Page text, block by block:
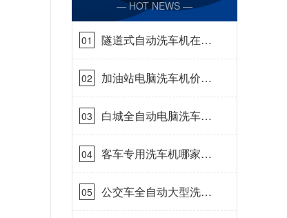
— HOT NEWS —
01
隧道式自动洗车机在哪
里购买[隆茂鑫晟]
02
加油站电脑洗车机价格
怎么样[隆茂鑫晟]
03
白城全自动电脑洗车
机-ADV防冻冬季正常
使用[隆茂鑫晟]
04
客车专用洗车机哪家的
好[隆茂鑫晟]
05
公交车全自动大型洗车
机什么价钱[隆茂鑫晟]